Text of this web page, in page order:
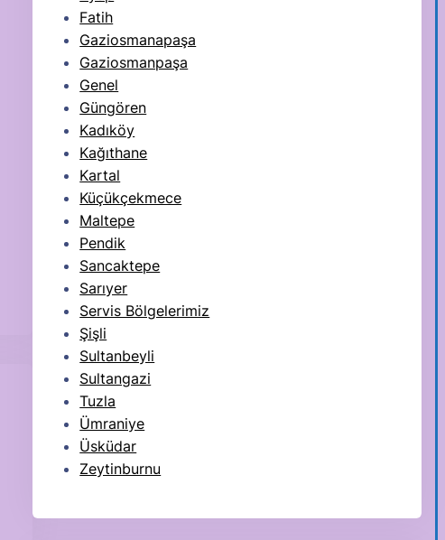
Fatih
Gaziosmanapaşa
Gaziosmanpaşa
Genel
Güngören
Kadıköy
Kağıthane
Kartal
Küçükçekmece
Maltepe
Pendik
Sancaktepe
Sarıyer
Servis Bölgelerimiz
Şişli
Sultanbeyli
Sultangazi
Tuzla
Ümraniye
Üsküdar
Zeytinburnu